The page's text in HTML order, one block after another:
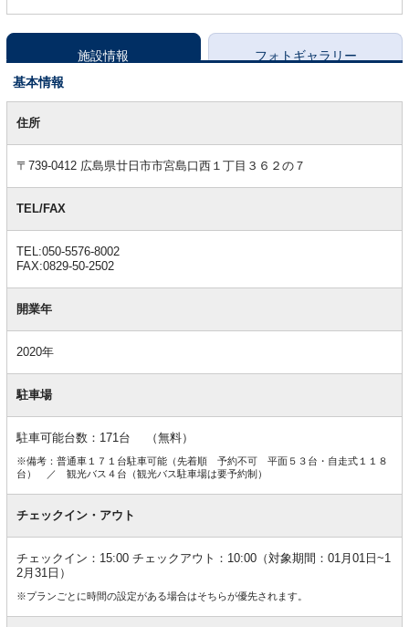
施設情報
フォトギャラリー
基本情報
本住所
〒739-0412 広島県廿日市市宮島口西１丁目３６２の７
TEL/FAX
TEL:050-5576-8002
FAX:0829-50-2502
開業年
2020年
駐車場
駐車可能台数：171台 （無料）
※備考：普通車１７１台駐車可能（先着順 予約不可 平面５３台・自走式１１８
台） ／ 観光バス４台（観光バス駐車場は要予約制）
チェックイン・アウト
チェックイン：15:00 チェックアウト：10:00（対象期間：01月01日~1
2月31日）
※プランごとに時間の設定がある場合はそちらが優先されます。